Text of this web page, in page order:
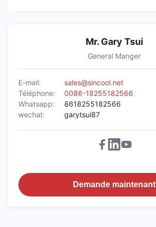
Mr. Gary Tsui
General Manger
E-mail:
sales@sincool.net
Téléphone:
0086-18255182566
Whatsapp:
8618255182566
wechat:
garytsui87
Demande maintenant